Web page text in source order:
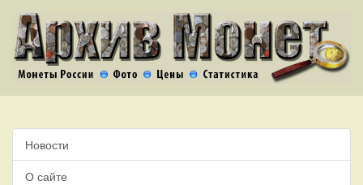
Новости
О сайте